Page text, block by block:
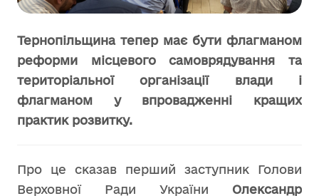
Тернопільщина тепер має бути флагманом
реформи місцевого самоврядування та
територіальної організації влади і
флагманом у впровадженні кращих
практик розвитку.
Про це сказав перший заступник Голови
Верховної Ради України Олександр